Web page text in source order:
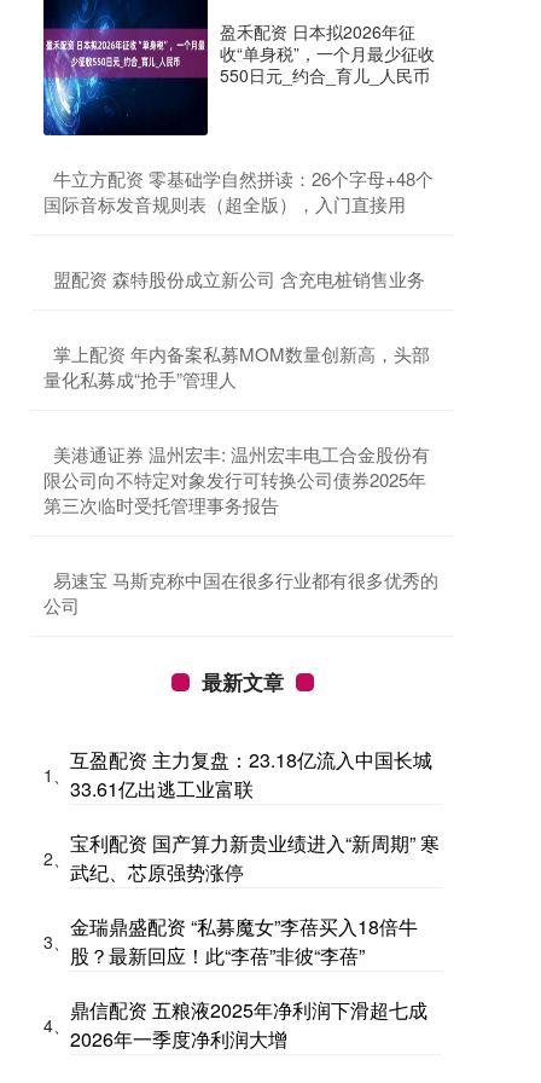
盈禾配资 日本拟2026年征
收“单身税”，一个月最少征收
550日元_约合_育儿_人民币
​牛立方配资 零基础学自然拼读：26个字母+48个
国际音标发音规则表（超全版），入门直接用
​盟配资 森特股份成立新公司 含充电桩销售业务
​掌上配资 年内备案私募MOM数量创新高，头部
量化私募成“抢手”管理人
​美港通证券 温州宏丰: 温州宏丰电工合金股份有
限公司向不特定对象发行可转换公司债券2025年
第三次临时受托管理事务报告
​易速宝 马斯克称中国在很多行业都有很多优秀的
公司
最新文章
1、
互盈配资 主力复盘：23.18亿流入中国长城
33.61亿出逃工业富联
2、
宝利配资 国产算力新贵业绩进入“新周期” 寒
武纪、芯原强势涨停
3、
金瑞鼎盛配资 “私募魔女”李蓓买入18倍牛
股？最新回应！此“李蓓”非彼“李蓓”
4、
鼎信配资 五粮液2025年净利润下滑超七成
2026年一季度净利润大增